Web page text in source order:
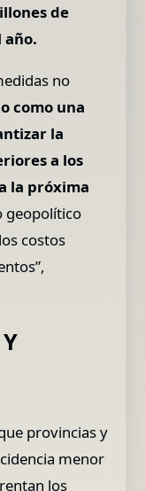
de
año.
no
como una
la
a los
la próxima
geopolítico
costos
provincias y
menor
los